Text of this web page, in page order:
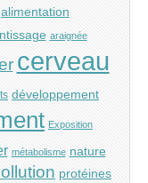
alimentation
araignée
cerveau
développement
Exposition
métabolisme nature
protéines